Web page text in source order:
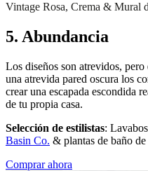
Vintage Rosa, Crema & Mural
5. Abundancia
Los diseños son atrevidos,
una atrevida pared oscura los
crear una escapada escondida
de tu propia casa.
Selección de estilistas:
Basin Co. & plantas de baño de
Comprar ahora